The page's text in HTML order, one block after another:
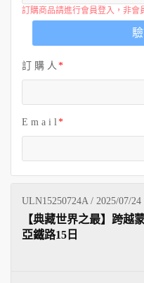
訂購商品請進行會員登入，非會
訂 購 人
E m a i l
ULN15250724A / 2025/07/24
【典藏世界之最】跨越
亞鐵路15日